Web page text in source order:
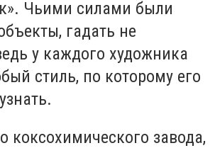
Чьими силами были
гадать не
у каждого художника
стиль, по которому его
коксохимического завода,